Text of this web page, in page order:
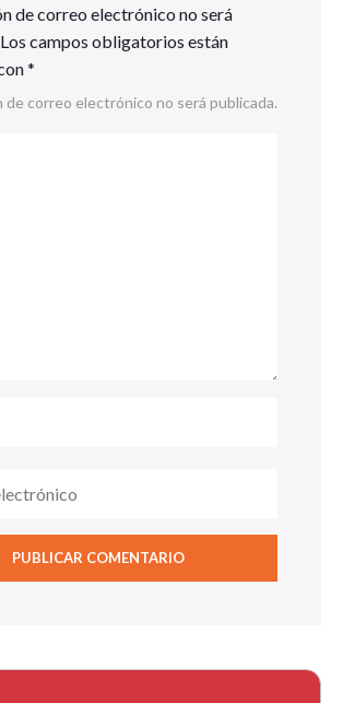
de correo electrónico no será
Los campos obligatorios están
*
de correo electrónico no será publicada.